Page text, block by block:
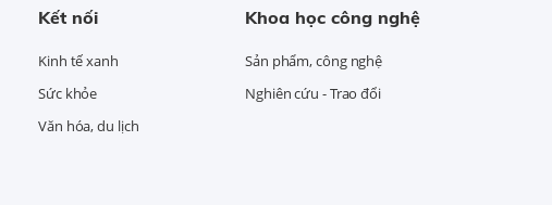
Kết nối
Kinh tế xanh
Sức khỏe
Văn hóa, du lịch
Khoa học công nghệ
Sản phẩm, công nghệ
Nghiên cứu - Trao đổi